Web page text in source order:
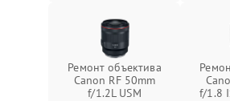
Ремонт объектива
Canon RF 50mm
f/1.2L USM
f/1.8